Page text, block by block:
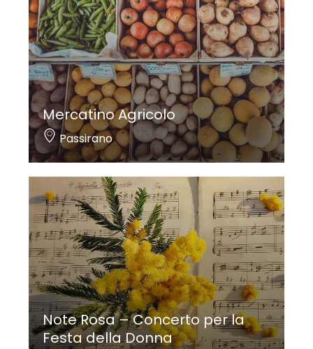
Mercatino Agricolo
Passirano
Note Rosa – Concerto per la
Festa della Donna